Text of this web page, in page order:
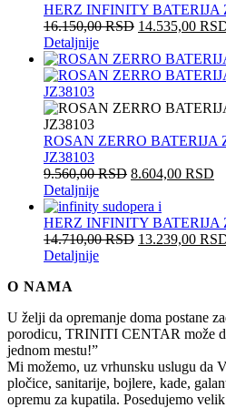
HERZ INFINITY BATERIJA
16.150,00RSD 14.535,00
Detaljnije
ROSAN ZERRO BATERIJA
JZ38103
9.560,00RSD 8.604,00 RSD
Detaljnije
HERZ INFINITY BATERIJA
14.710,00RSD 13.239,00
Detaljnije
O NAMA
U želji da opremanje doma postane
porodicu, TRINITI CENTAR može
jednom mestu!”
Mi možemo, uz vrhunsku uslugu da
pločice, sanitarije, bojlere, kade,
opremu za kupatila. Posedujemo